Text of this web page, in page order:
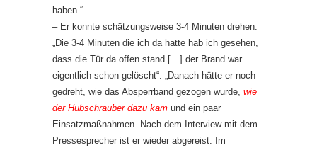
haben.“
– Er konnte schätzungsweise 3-4 Minuten drehen.
„Die 3-4 Minuten die ich da hatte hab ich gesehen,
dass die Tür da offen stand […] der Brand war
eigentlich schon gelöscht“. „Danach hätte er noch
gedreht, wie das Absperrband gezogen wurde, wie
der Hubschrauber dazu kam und ein paar
Einsatzmaßnahmen. Nach dem Interview mit dem
Pressesprecher ist er wieder abgereist. Im